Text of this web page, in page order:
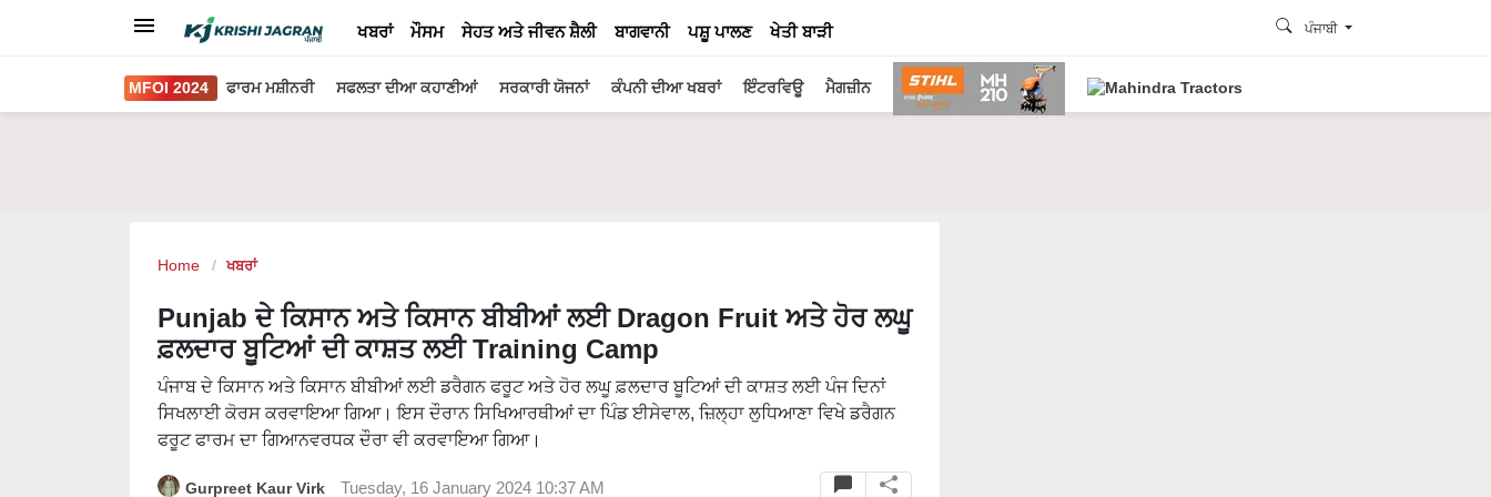
ਖਬਰਾਂ ਮੌਸਮ ਸੇਹਤ ਅਤੇ ਜੀਵਨ ਸ਼ੈਲੀ ਬਾਗਵਾਨੀ ਪਸ਼ੂ ਪਾਲਣ ਖੇਤੀ ਬਾੜੀ ਪੰਜਾਬੀ
MFOI 2024 ਫਾਰਮ ਮਸ਼ੀਨਰੀ ਸਫਲਤਾ ਦੀਆ ਕਹਾਣੀਆਂ ਸਰਕਾਰੀ ਯੋਜਨਾਂ ਕੰਪਨੀ ਦੀਆ ਖਬਰਾਂ ਇੰਟਰਵਿਊ ਮੈਗਜ਼ੀਨ
Home ਖਬਰਾਂ
Punjab ਦੇ ਕਿਸਾਨ ਅਤੇ ਕਿਸਾਨ ਬੀਬੀਆਂ ਲਈ Dragon Fruit ਅਤੇ ਹੋਰ ਲਘੂ
ਫ਼ਲਦਾਰ ਬੂਟਿਆਂ ਦੀ ਕਾਸ਼ਤ ਲਈ Training Camp
ਪੰਜਾਬ ਦੇ ਕਿਸਾਨ ਅਤੇ ਕਿਸਾਨ ਬੀਬੀਆਂ ਲਈ ਡਰੈਗਨ ਫਰੂਟ ਅਤੇ ਹੋਰ ਲਘੂ ਫ਼ਲਦਾਰ ਬੂਟਿਆਂ ਦੀ ਕਾਸ਼ਤ ਲਈ ਪੰਜ ਦਿਨਾਂ
ਸਿਖਲਾਈ ਕੋਰਸ ਕਰਵਾਇਆ ਗਿਆ। ਇਸ ਦੌਰਾਨ ਸਿਖਿਆਰਥੀਆਂ ਦਾ ਪਿੰਡ ਈਸੇਵਾਲ, ਜ਼ਿਲ੍ਹਾ ਲੁਧਿਆਣਾ ਵਿਖੇ ਡਰੈਗਨ
ਫਰੂਟ ਫਾਰਮ ਦਾ ਗਿਆਨਵਰਧਕ ਦੌਰਾ ਵੀ ਕਰਵਾਇਆ ਗਿਆ।
Gurpreet Kaur Virk Tuesday, 16 January 2024 10:37 AM